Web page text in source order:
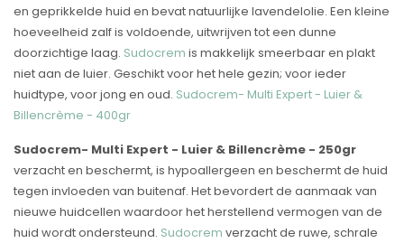
en geprikkelde huid en bevat natuurlijke lavendelolie. Een kleine
hoeveelheid zalf is voldoende, uitwrijven tot een dunne
doorzichtige laag. Sudocrem is makkelijk smeerbaar en plakt
niet aan de luier. Geschikt voor het hele gezin; voor ieder
huidtype, voor jong en oud. Sudocrem- Multi Expert - Luier &
Billencrème - 400gr
Sudocrem- Multi Expert - Luier & Billencrème - 250gr
verzacht en beschermt, is hypoallergeen en beschermt de huid
tegen invloeden van buitenaf. Het bevordert de aanmaak van
nieuwe huidcellen waardoor het herstellend vermogen van de
huid wordt ondersteund. Sudocrem verzacht de ruwe, schrale